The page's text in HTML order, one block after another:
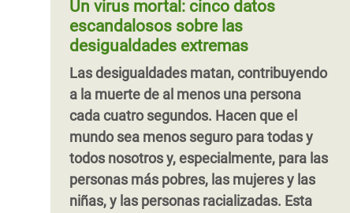
más vulnerables. Estos recortes
agravarán la pobreza y las desigualdades
en la región. Pero aún no es demasiado
tarde para cambiar el rumbo.
tienen siete veces menos probabilidades
d
Paginación
más ricas deben tributar lo que les
corresponde justamente. Esto contribuirá
existente tanto entre ricos y pobres como
entre mujeres y hombres.
Un virus mortal: cinco datos
escandalosos sobre las
desigualdades extremas
Las desigualdades matan, contribuyendo
a la muerte de al menos una persona
cada cuatro segundos. Hacen que el
mundo sea menos seguro para todas y
todos nosotros y, especialmente, para las
personas más pobres, las mujeres y las
niñas, y las personas racializadas. Esta